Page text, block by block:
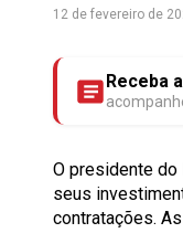
12 de fevereiro de
Receba
O presidente do
seus
contratações.